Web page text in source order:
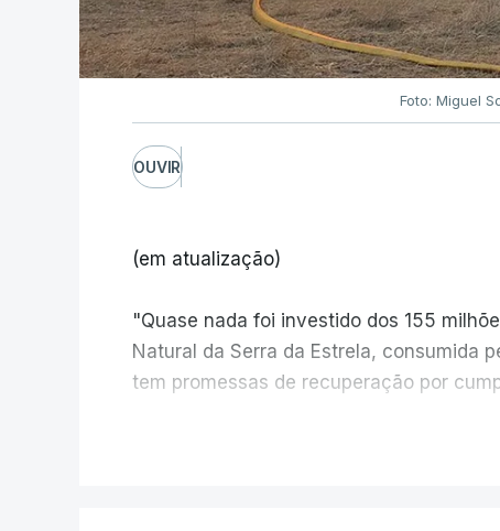
Foto: Miguel
OUVIR
(em atualização)
"Quase nada foi investido dos 155
Natural da Serra da Estrela, consumida
tem promessas de recuperação por